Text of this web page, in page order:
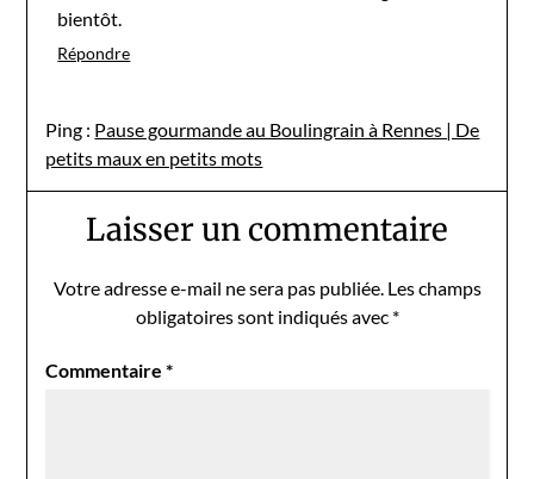
bientôt.
Répondre
Ping : Pause gourmande au Boulingrain à Rennes | De
petits maux en petits mots
Laisser un commentaire
Votre adresse e-mail ne sera pas publiée. Les champs
obligatoires sont indiqués avec *
Commentaire*